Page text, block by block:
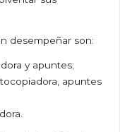
desempeñar son:
y apuntes;
apuntes